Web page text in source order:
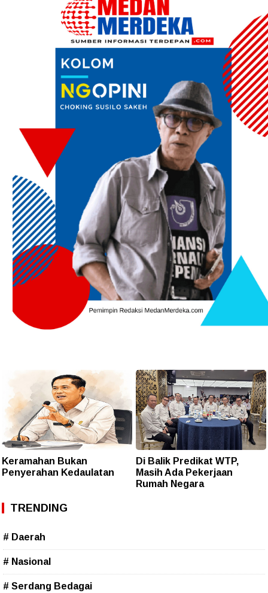
Keramahan Bukan
Penyerahan Kedaulatan
Di Balik Predikat WTP,
Masih Ada Pekerjaan
Rumah Negara
TRENDING
# Daerah
# Nasional
# Serdang Bedagai